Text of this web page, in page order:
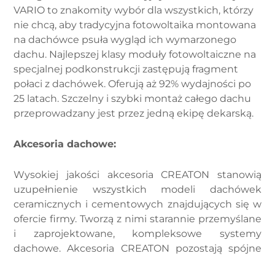
VARIO to znakomity wybór dla wszystkich, którzy
nie chcą, aby tradycyjna fotowoltaika montowana
na dachówce psuła wygląd ich wymarzonego
dachu. Najlepszej klasy moduły fotowoltaiczne na
specjalnej podkonstrukcji zastępują fragment
połaci z dachówek. Oferują aż 92% wydajności po
25 latach. Szczelny i szybki montaż całego dachu
przeprowadzany jest przez jedną ekipę dekarską.
Akcesoria dachowe:
Wysokiej jakości akcesoria CREATON stanowią
uzupełnienie wszystkich modeli dachówek
ceramicznych i cementowych znajdujących się w
ofercie firmy. Tworzą z nimi starannie przemyślane
i zaprojektowane, kompleksowe systemy
dachowe. Akcesoria CREATON pozostają spójne